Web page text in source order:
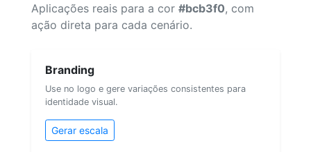
Aplicações reais para a cor #bcb3f0, com
ação direta para cada cenário.
Branding
Use no logo e gere variações consistentes para
identidade visual.
Gerar escala